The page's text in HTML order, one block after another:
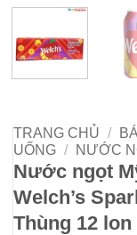
TRANG CHỦ /
UỐNG / NƯỚC
Nước ngọt
Welch’s
Thùng 12 lon